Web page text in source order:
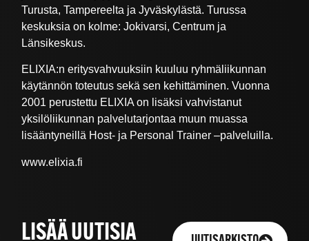
Turusta, Tampereelta ja Jyväskylästä. Turussa
keskuksia on kolme: Jokivarsi, Centrum ja
Länsikeskus.
ELIXIA:n eritysvahvuuksiin kuuluu ryhmäliikunnan
käytännön toteutus sekä sen kehittäminen. Vuonna
2001 perustettu ELIXIA on lisäksi vahvistanut
yksilöliikunnan palvelutarjontaa muun muassa
lisääntyneillä Host- ja Personal Trainer –palveluilla.
www.elixia.fi
LISÄÄ UUTISIA